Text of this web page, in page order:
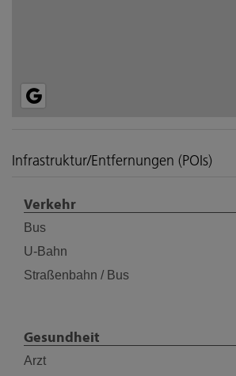
Infrastruktur/Entfernungen (POIs)
Verkehr
Bus
U-Bahn
Straßenbahn / Bus
Gesundheit
Arzt